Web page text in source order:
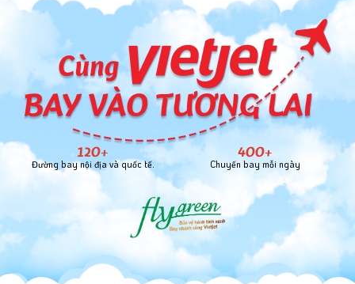
120+
Đường bay nội địa và quốc tế.
400+
Chuyến bay mỗi ngày